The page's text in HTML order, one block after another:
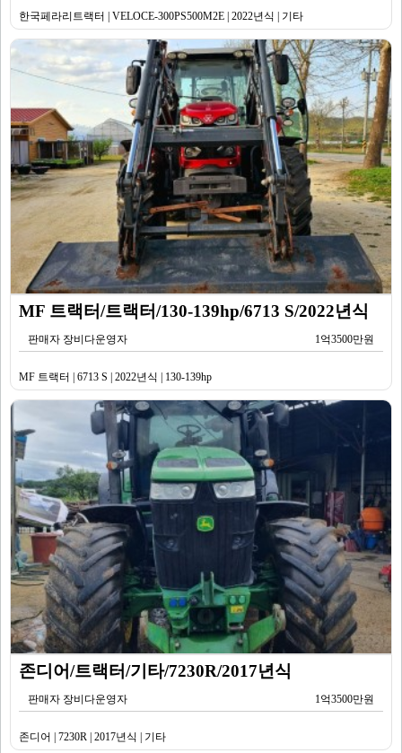
한국페라리트랙터 | VELOCE-300PS500M2E | 2022년식 | 기타
MF 트랙터/트랙터/130-139hp/6713 S/2022년식
판매자 장비다운영자 1억3500만원
MF 트랙터 | 6713 S | 2022년식 | 130-139hp
존디어/트랙터/기타/7230R/2017년식
판매자 장비다운영자 1억3500만원
존디어 | 7230R | 2017년식 | 기타